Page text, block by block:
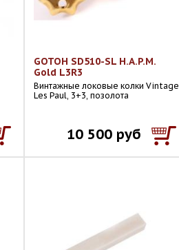
GOTOH SD510-SL H.A.P.M.
Gold L3R3
Винтажные локовые колки Vintage
Les Paul, 3+3, позолота
10 500 руб